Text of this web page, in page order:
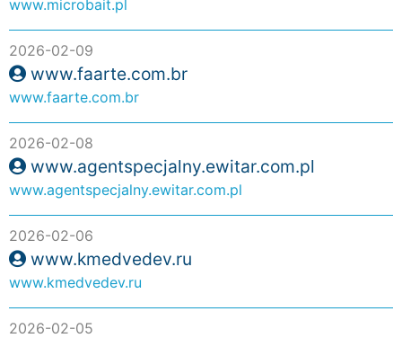
www.microbait.pl
2026-02-09
www.faarte.com.br
www.faarte.com.br
2026-02-08
www.agentspecjalny.ewitar.com.pl
www.agentspecjalny.ewitar.com.pl
2026-02-06
www.kmedvedev.ru
www.kmedvedev.ru
2026-02-05